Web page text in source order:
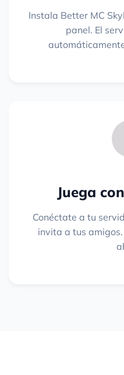
Instala Better MC
panel. El
Juega
Conéctate a tu
invita a tus